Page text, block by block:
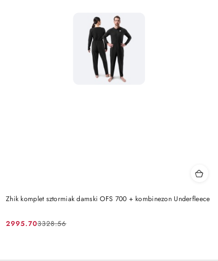
Zhik komplet sztormiak damski OFS 700 + kombinezon Underfleece
Cena
2995.70
Cena
3328.56